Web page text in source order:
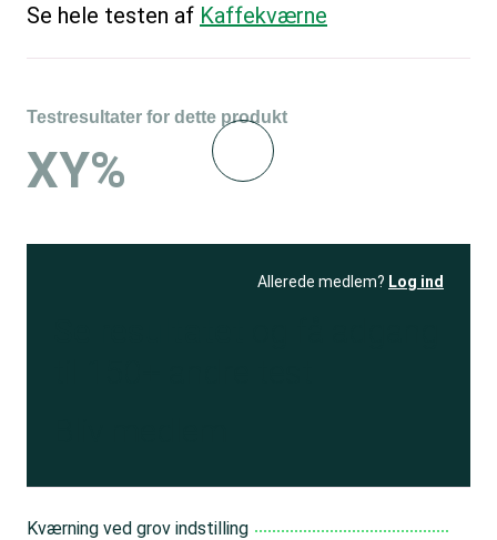
Se hele testen af Kaffekværne
Testresultater for dette produkt
XY%
Allerede medlem? Log ind
Kværning ved grov indstilling